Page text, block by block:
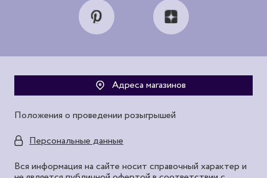
Адреса магазинов
Положения о проведении розыгрышей
Персональные данные
Вся информация на сайте носит справочный характер и